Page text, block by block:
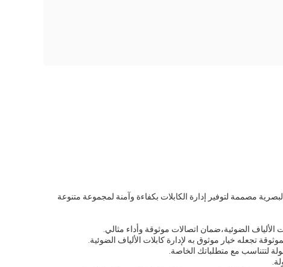
مصممة لتوفير إدارة الكابلات بكفاءة وآمنة لمجموعة متنوعة
تجعله خيار موثوق به لإدارة كابلات الألياف الضوئية.
لتتناسب مع متطلباتك الخاصة.